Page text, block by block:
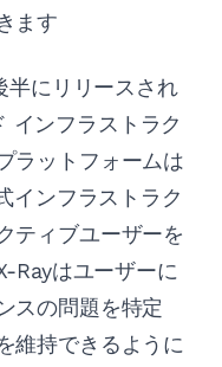
ます
半にリリースされ
インフラストラク
ラットフォームは
インフラストラク
ティブユーザーを
Rayはユーザーに
スの問題を特定
維持できるように